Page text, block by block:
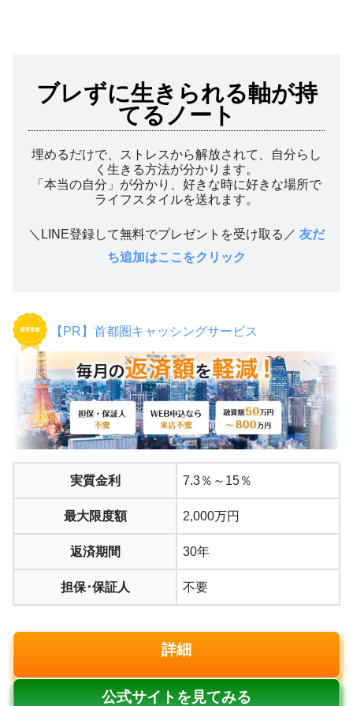
ブレずに生きられる軸が持
てるノート
埋めるだけで、ストレスから解放されて、自分らし
く生きる方法が分かります。
「本当の自分」が分かり、好きな時に好きな場所で
ライフスタイルを送れます。
＼LINE登録して無料でプレゼントを受け取る／ 友だ
ち追加はここをクリック
【PR】首都圏キャッシングサービス
実質金利 7.3％～15％
最大限度額 2,000万円
返済期間 30年
担保･保証人 不要
詳細
公式サイトを見てみる